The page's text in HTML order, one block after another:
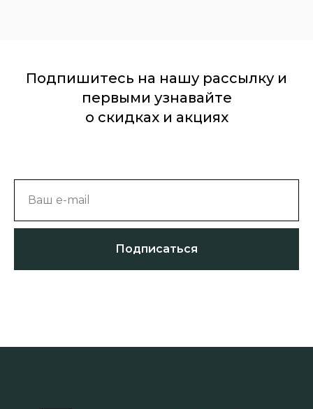
Подпишитесь на нашу рассылку и
первыми узнавайте
о скидках и акциях
Ваш e-mail
Подписаться